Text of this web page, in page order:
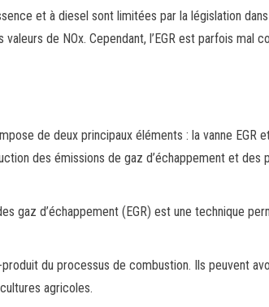
et à diesel sont limitées par la législation
de NOx. Cependant, l’EGR est parfois mal
de deux principaux éléments : la vanne EGR
des émissions de gaz d’échappement et des
gaz d’échappement (EGR) est une technique
du processus de combustion. Ils peuvent
agricoles.